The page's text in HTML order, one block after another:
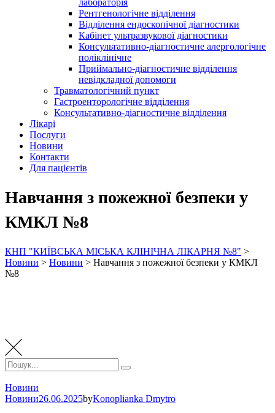
лабораторія
Рентгенологічне відділення
Відділення ендоскопічної діагностики
Кабінет ультразвукової діагностики
Консультативно-діагностичне алергологічне
поліклінічне
Приймально-діагностичне відділення
невідкладної допомоги
Травматологічний пункт
Гастроенторологічне відділення
Консультативно-діагностичне відділення
Лікарі
Послуги
Новини
Контакти
Для пацієнтів
Навчання з пожежної безпеки у
КМКЛ №8
КНП "КИЇВСЬКА МІСЬКА КЛІНІЧНА ЛІКАРНЯ №8" >
Новини > Новини > Навчання з пожежної безпеки у КМКЛ
№8
Пошук:
Пошук
Новини
Новини26.06.2025byKonoplianka Dmytro